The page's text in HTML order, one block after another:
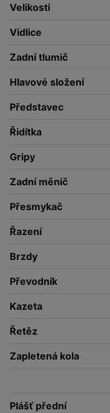
Velikosti
Vidlice
Zadní tlumič
Hlavové složení
Představec
Řidítka
Gripy
Zadní měnič
Přesmykač
Řazení
Brzdy
Převodník
Kazeta
Řetěz
Zapletená kola
Plášť přední